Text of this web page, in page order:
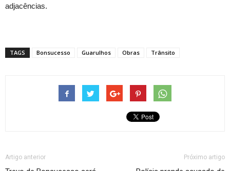
adjacências.
TAGS Bonsucesso Guarulhos Obras Trânsito
Artigo anterior Próximo artigo